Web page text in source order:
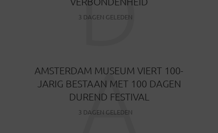
3 DAGEN GELEDEN
AMSTERDAM MUSEUM VIERT 100-
JARIG BESTAAN MET 100 DAGEN
DUREND FESTIVAL
3 DAGEN GELEDEN
A